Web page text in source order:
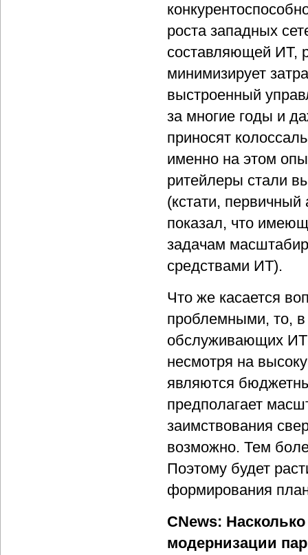
роста западных
составляющей ИТ,
минимизирует
выстроенный
за многие годы и
приносят
именно на этом
ритейлеры стали
(кстати,
показал, что
задачам
средствами ИТ).
Что же касается
проблемными, то,
обслуживающих
несмотря на
являются
предполагает
заимствования
возможно. Тем
Поэтому будет
формирования
CNews:
модернизации